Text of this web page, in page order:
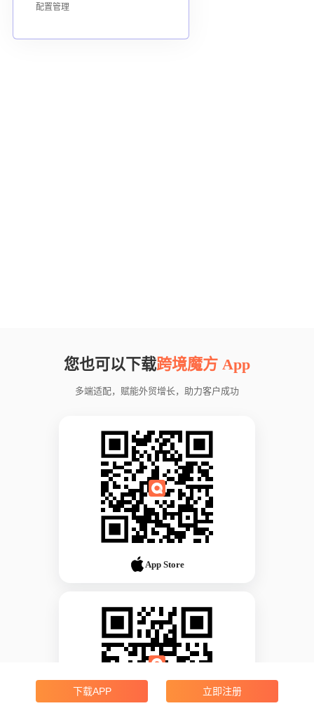
配置管理
您也可以下载跨境魔方 App
多端适配，赋能外贸增长，助力客户成功
App Store
下载APP 立即注册